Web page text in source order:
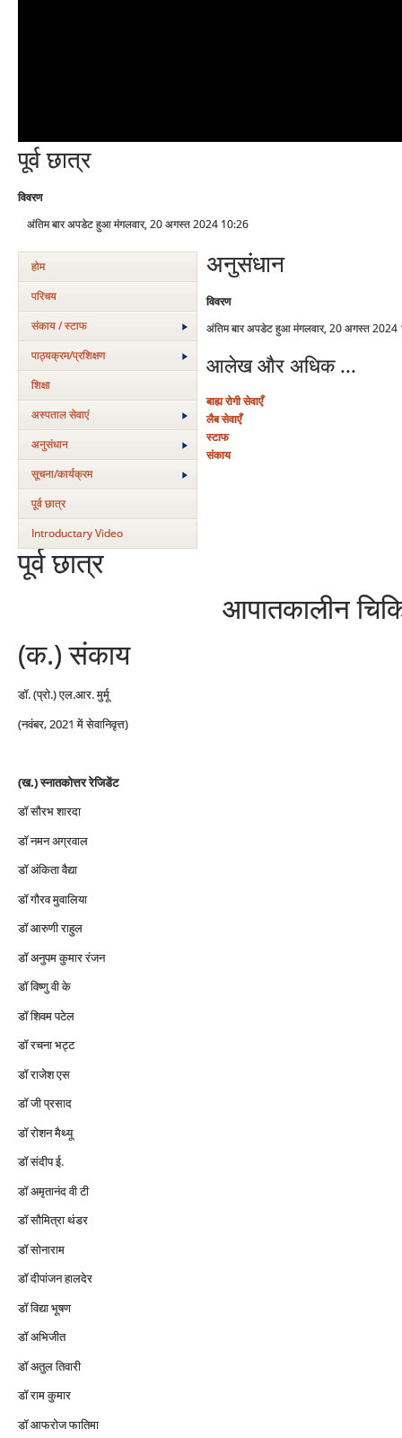
पूर्व छात्र
विवरण
अंतिम बार अपडेट हुआ मंगलवार, 20 अगस्त 2024 10:26
होम
परिचय
संकाय / स्टाफ
पाठ्यक्रम/प्रशिक्षण
शिक्षा
अस्‍पताल सेवाएं
अनुसंधान
सूचना/कार्यक्रम
पूर्व छात्र
Introductary Video
पूर्व छात्र
आपातकालीन
(क.) संकाय
डॉ. (प्रो.) एल.आर. मुर्मू
(नवंबर, 2021 में सेवानिवृत्त)
(ख.) स्नातकोत्तर रेजिडेंट
डॉ सौरभ शारदा
डॉ नमन अग्रवाल
डॉ अंकिता वैद्या
डॉ गौरव मुवालिया
डॉ आरुणी राहुल
डॉ अनुपम कुमार रंजन
डॉ विष्णु वी के
डॉ शिवम पटेल
डॉ रचना भट्ट
डॉ राजेश एस
डॉ जी प्रसाद
डॉ रोशन मैथ्यू
डॉ संदीप ई.
डॉ अमृतानंद वी टी
डॉ सौमित्रा थंडर
डॉ सोनाराम
डॉ दीपांजन हालदेर
डॉ विद्या भूषण
डॉ अभिजीत
डॉ अतुल तिवारी
डॉ राम कुमार
डॉ आफरोज फातिमा
अनुसंधान
विवरण
अंतिम बार अपडेट हुआ मंगलवार, 20 अगस्त 2024
आलेख और अधिक ...
बाह्य रोगी सेवाएँ
लैब सेवाएँ
स्टाफ
संकाय